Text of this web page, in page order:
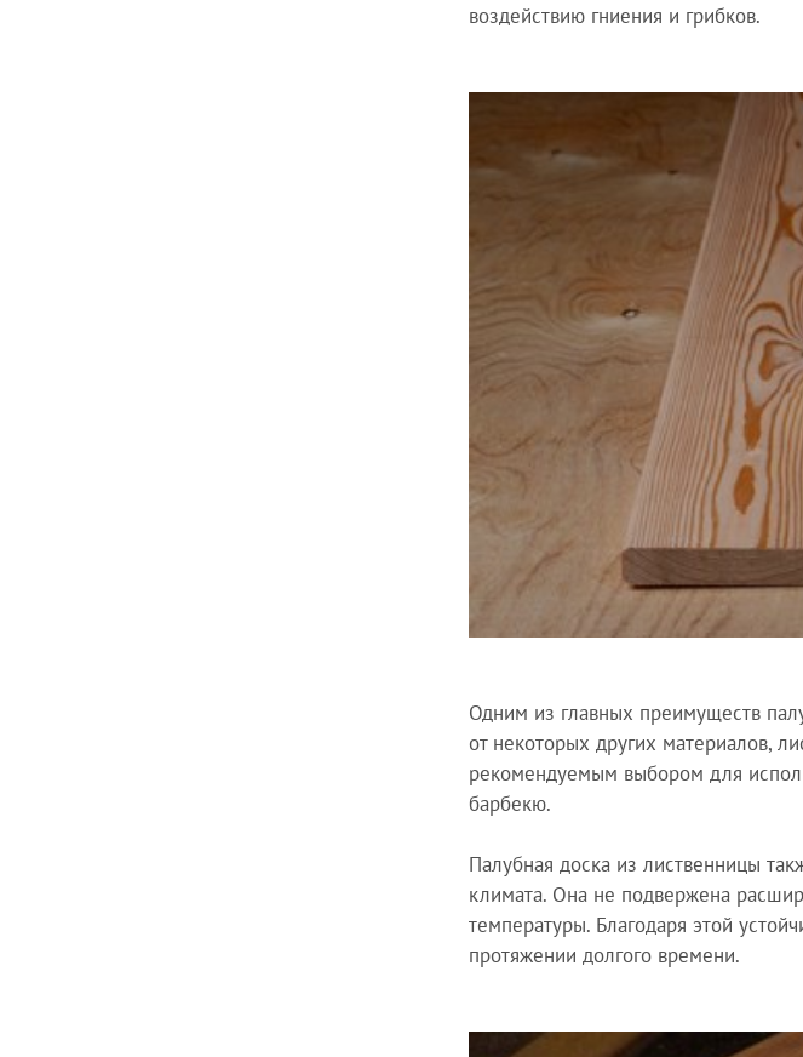
воздействию гниения и грибков.
Одним из главных преимуществ
от некоторых других материалов,
рекомендуемым выбором для
барбекю.
Палубная доска из лиственницы
климата. Она не подвержена
температуры. Благодаря этой
протяжении долгого времени.